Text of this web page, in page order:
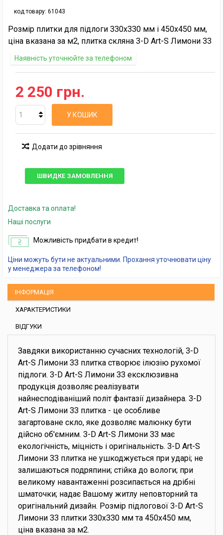
код товару: 61043
Розмір плитки для підлоги 330х330 мм і 450х450 мм,
ціна вказана за м2, плитка скляна 3-D Art-S Лимони 33
Наявність уточнюйте за телефоном
2 250 грн.
У КОШИК
Додати до зрівняння
ШВИДКЕ ЗАМОВЛЕННЯ
Доставка та оплата!
Наші послуги
Можливість придбати в кредит!
Ціни можуть бути не актуальними. Прохання уточнювати ціну
у менеджера за телефоном!
ІНФОРМАЦІЯ
ХАРАКТЕРИСТИКИ
ВІДГУКИ
Завдяки використанню сучасних технологій, 3-D
Art-S Лимони 33 плитка створює ілюзію рухомої
підлоги. 3-D Art-S Лимони 33 ексклюзивна
продукція дозволяє реалізувати
найнесподіваніший політ фантазії дизайнера. 3-D
Art-S Лимони 33 плитка - це особливе
загартоване скло, яке дозволяє малюнку бути
дійсно об'ємним. 3-D Art-S Лимони 33 має
екологічність, міцність і оригінальність. 3-D Art-S
Лимони 33 плитка не ушкоджується при ударі; не
залишаються подряпини; стійка до вологи; при
великому навантаженні розсипається на дрібні
шматочки; надає Вашому житлу неповторний та
оригінальний дизайн. Розмір підлогової 3-D Art-S
Лимони 33 плитки 330х330 мм та 450х450 мм,
ціна вказана за м2.